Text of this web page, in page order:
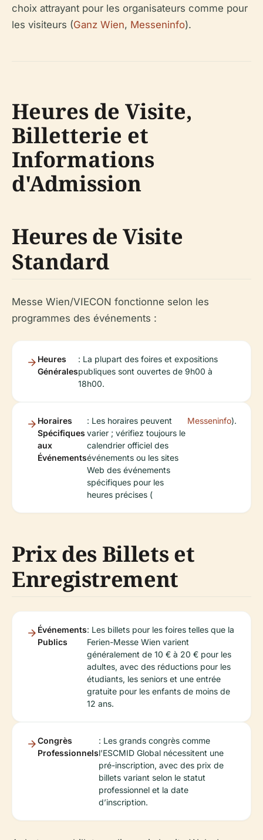
choix attrayant pour les organisateurs comme pour
les visiteurs (Ganz Wien, Messeninfo).
Heures de Visite,
Billetterie et
Informations
d'Admission
Heures de Visite
Standard
Messe Wien/VIECON fonctionne selon les
programmes des événements :
Heures
Générales
: La plupart des foires et expositions
publiques sont ouvertes de 9h00 à
18h00.
Horaires
Spécifiques
aux
Événements
: Les horaires peuvent
varier ; vérifiez toujours le
calendrier officiel des
événements ou les sites
Web des événements
spécifiques pour les
heures précises (
Messeninfo).
Prix des Billets et
Enregistrement
Événements
Publics
: Les billets pour les foires telles que la
Ferien-Messe Wien varient
généralement de 10 € à 20 € pour les
adultes, avec des réductions pour les
étudiants, les seniors et une entrée
gratuite pour les enfants de moins de
12 ans.
Congrès
Professionnels
: Les grands congrès comme
l’ESCMID Global nécessitent une
pré-inscription, avec des prix de
billets variant selon le statut
professionnel et la date
d’inscription.